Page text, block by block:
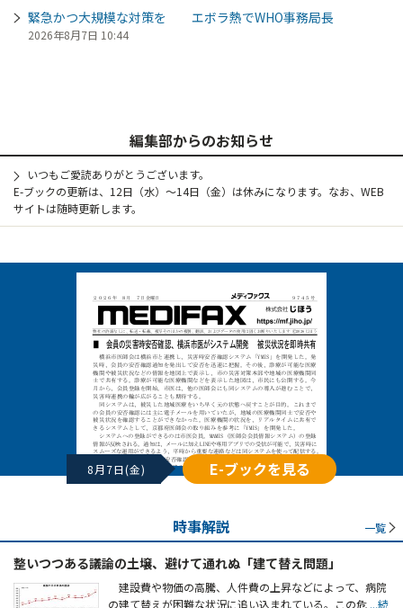
緊急かつ大規模な対策を エボラ熱でWHO事務局長
2026年8月7日 10:44
編集部からのお知らせ
いつもご愛読ありがとうございます。
E-ブックの更新は、12日（水）～14日（金）は休みになります。なお、WEB
サイトは随時更新します。
8月7日(金) E-ブックを見る
時事解説 一覧
整いつつある議論の土壌、避けて通れぬ「建て替え問題」
建設費や物価の高騰、人件費の上昇などによって、病院
の建て替えが困難な状況に追い込まれている。この危 ...続